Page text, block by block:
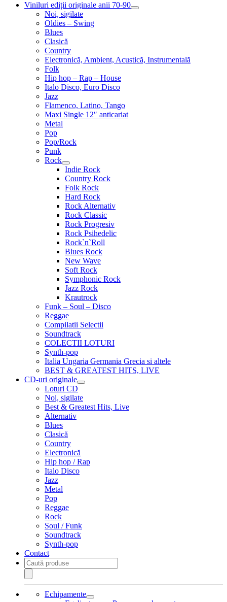
Viniluri ediții originale anii 70-90
Extinde
Noi, sigilate
Oldies – Swing
Blues
Clasică
Country
Electronică, Ambient, Acustică, Instrumentală
Folk
Hip hop – Rap – House
Italo Disco, Euro Disco
Jazz
Flamenco, Latino, Tango
Maxi Single 12″ anticariat
Metal
Pop
Pop/Rock
Punk
Rock
Extinde
meniul
copil
Indie Rock
Country Rock
Folk Rock
Hard Rock
Rock Alternativ
Rock Classic
Rock Progresiv
Rock Psihedelic
Rock`n`Roll
Blues Rock
New Wave
Soft Rock
Symphonic Rock
Jazz Rock
Krautrock
Funk – Soul – Disco
Reggae
Compilatii Selectii
Soundtrack
COLECTII LOTURI
Synth-pop
Italia Ungaria Germania Grecia si altele
BEST & GREATEST HITS, LIVE
CD-uri originale
Extinde
copil
Loturi CD
Noi, sigilate
Best & Greatest Hits, Live
Alternativ
Blues
Clasică
Country
Electronică
Hip hop / Rap
Italo Disco
Jazz
Metal
Pop
Reggae
Rock
Soul / Funk
Soundtrack
Synth-pop
Contact
Products
search
Echipamente
Extinde